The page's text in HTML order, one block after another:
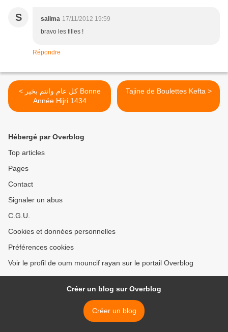
S salima 17/11/2012 19:59
bravo les filles !
Répondre
< كل عام وانتم بخير Bonne
Année Hijri 1434
Tajine de Boulettes Kefta >
Hébergé par Overblog
Top articles
Pages
Contact
Signaler un abus
C.G.U.
Cookies et données personnelles
Préférences cookies
Voir le profil de oum mouncif rayan sur le portail Overblog
Créer un blog sur Overblog
Créer un blog